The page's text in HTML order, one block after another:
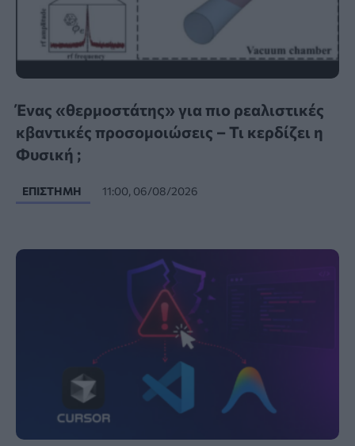
Ένας «θερμοστάτης» για πιο ρεαλιστικές
κβαντικές προσομοιώσεις – Τι κερδίζει η
Φυσική ;
ΕΠΙΣΤΉΜΗ 11:00, 06/08/2026